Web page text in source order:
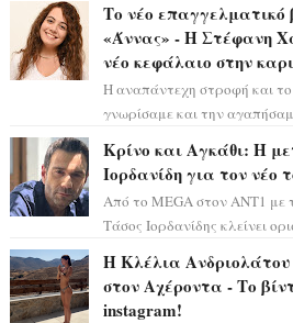
Το νέο επαγγελματικό
«Άννας» - Η Στέφανη
νέο κεφάλαιο στην
Η αναπάντεχη στροφή και
γνωρίσαμε και την
Κρίνο και Αγκάθι: Η
Ιορδανίδη για τον νέο
Από το MEGA στον ΑΝΤ1 με
Τάσος Ιορδανίδης κλείνει
Η Κλέλια
στον Αχέροντα - Το
instagram!